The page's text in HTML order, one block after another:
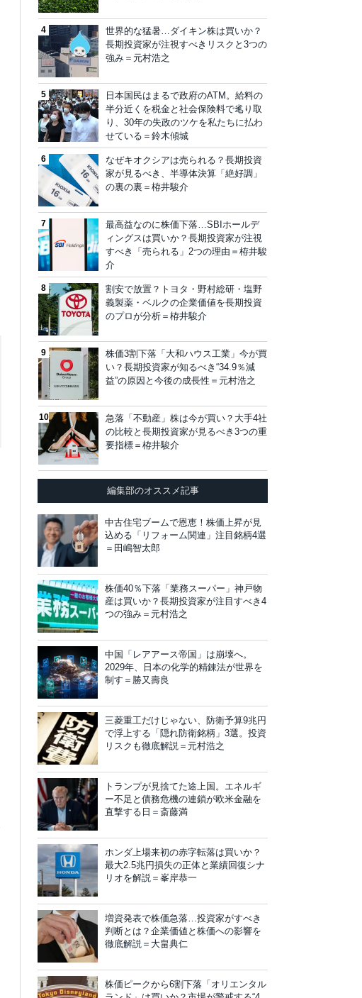
世界的な猛暑…ダイキン株は買いか？
長期投資家が注視すべきリスクと3つの
強み＝元村浩之
日本国民はまるで政府のATM。給料の
半分近くを税金と社会保険料で毟り取
り、30年の失政のツケを私たちに払わ
せている＝鈴木傾城
なぜキオクシアは売られる？長期投資
家が見るべき、半導体決算「絶好調」
の裏の裏＝栫井駿介
最高益なのに株価下落…SBIホールデ
ィングスは買いか？長期投資家が注視
すべき「売られる」2つの理由＝栫井駿
介
割安で放置？トヨタ・野村総研・塩野
義製薬・ベルクの企業価値を長期投資
のプロが分析＝栫井駿介
株価3割下落「大和ハウス工業」今が買
い？長期投資家が知るべき“34.9％減
益”の原因と今後の成長性＝元村浩之
急落「不動産」株は今が買い？大手4社
の比較と長期投資家が見るべき3つの重
要指標＝栫井駿介
編集部のオススメ記事
中古住宅ブームで恩恵！株価上昇が見
込める「リフォーム関連」注目銘柄4選
＝田嶋智太郎
株価40％下落「業務スーパー」神戸物
産は買いか？長期投資家が注目すべき4
つの強み＝元村浩之
中国「レアアース帝国」は崩壊へ。
2029年、日本の化学的精錬法が世界を
制す＝勝又壽良
三菱重工だけじゃない、防衛予算9兆円
で浮上する「隠れ防衛銘柄」3選。投資
リスクも徹底解説＝元村浩之
トランプが見捨てた途上国。エネルギ
ー不足と債務危機の連鎖が欧米金融を
直撃する日＝斎藤満
ホンダ上場来初の赤字転落は買いか？
最大2.5兆円損失の正体と業績回復シナ
リオを解説＝峯岸恭一
増資発表で株価急落…投資家がすべき
判断とは？企業価値と株価への影響を
徹底解説＝大畠典仁
株価ピークから6割下落「オリエンタル